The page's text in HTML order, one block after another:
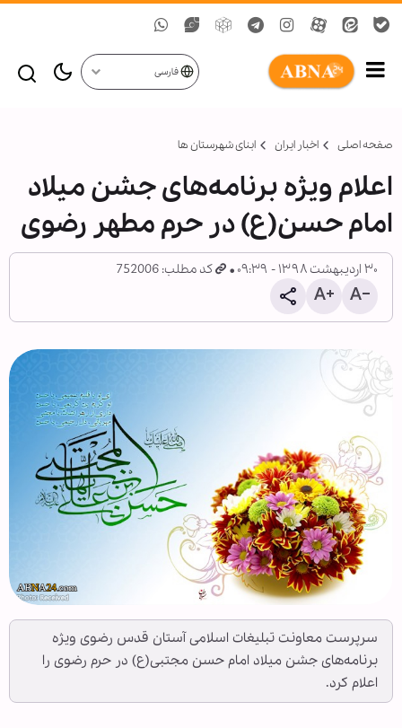
فارسی
صفحه اصلی اخبار ایران ابنای شهرستان ها
اعلام ویژه برنامه‌های جشن میلاد
امام حسن(ع) در حرم مطهر رضوی
۳۰ اردیبهشت ۱۳۹۸ - ۰۹:۳۹ کد مطلب: 752006
سرپرست معاونت تبلیغات اسلامی آستان قدس رضوی ویژه
برنامه‌های جشن میلاد امام حسن مجتبی(ع) در حرم رضوی را
اعلام کرد.